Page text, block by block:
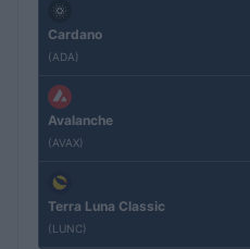
Cardano
(ADA)
Avalanche
(AVAX)
Terra Luna Classic
(LUNC)